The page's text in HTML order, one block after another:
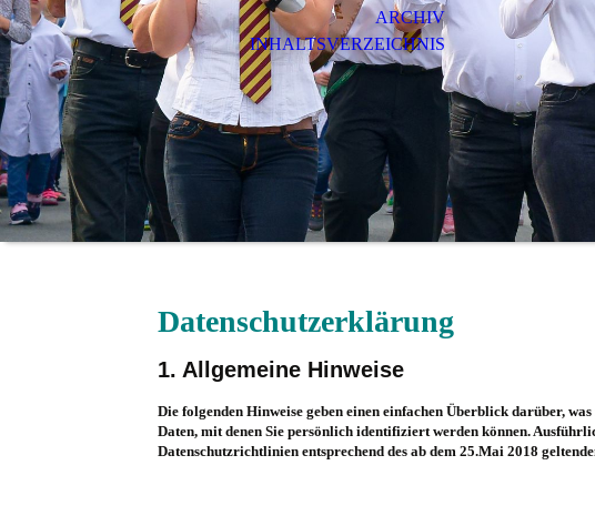
ARCHIV
INHALTSVERZEICHNIS
Datenschutzerklärung
1. Allgemeine Hinweise
Die folgenden Hinweise geben einen einfachen Überblick darüber,
Daten, mit denen Sie persönlich identifiziert werden können.
Datenschutzrichtlinien entsprechend des ab dem 25.Mai 2018